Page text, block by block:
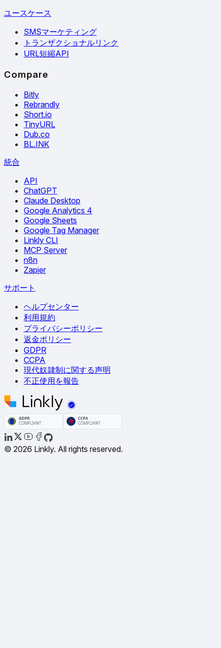
ユースケース
SMSマーケティング
トランザクショナルリンク
URL短縮API
Compare
Bitly
Rebrandly
Short.io
TinyURL
Dub.co
BL.INK
統合
API
ChatGPT
Claude Desktop
Google Analytics 4
Google Sheets
Google Tag Manager
Linkly CLI
MCP Server
n8n
Zapier
サポート
ヘルプセンター
利用規約
プライバシーポリシー
返金ポリシー
GDPR
CCPA
現代奴隷制に関する声明
不正使用を報告
© 2026 Linkly. All rights reserved.